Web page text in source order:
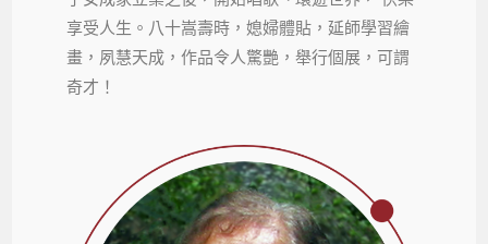
享受人生。八十嵩壽時，媳婦體貼，延師學習繪
畫，夙慧天成，作品令人驚艷，舉行個展，可謂
奇才！